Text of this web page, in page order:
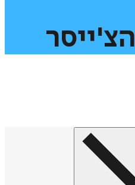
הצ'ייסר